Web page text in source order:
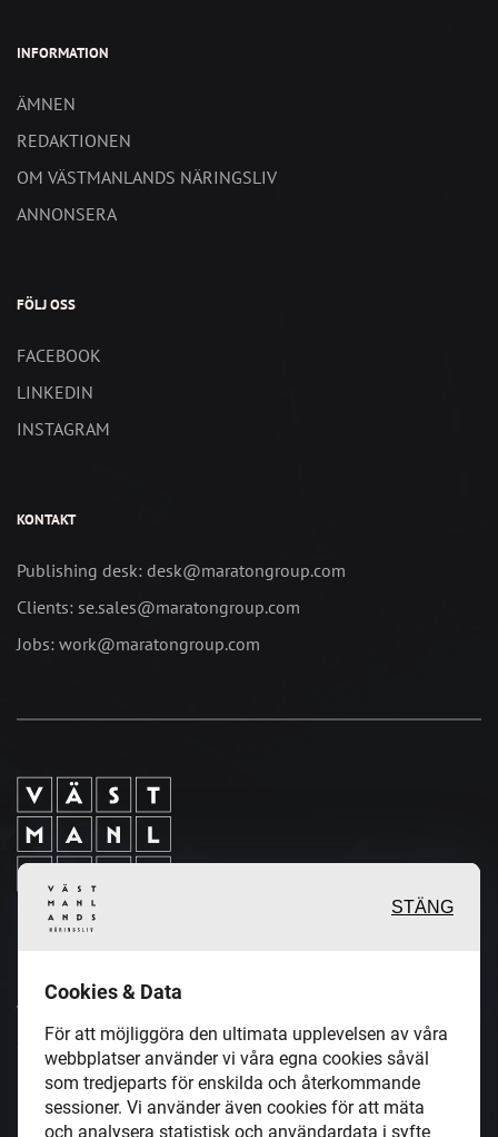
INFORMATION
ÄMNEN
REDAKTIONEN
OM VÄSTMANLANDS NÄRINGSLIV
ANNONSERA
FÖLJ OSS
FACEBOOK
LINKEDIN
INSTAGRAM
KONTAKT
Publishing desk: desk@maratongroup.com
Clients: se.sales@maratongroup.com
Jobs: work@maratongroup.com
värdefulla berättelser och
reportage från och om det lokala
näringslivet och dess aktörer samt
STÄNG
Cookies & Data
För att möjliggöra den ultimata upplevelsen av våra
webbplatser använder vi våra egna cookies såväl
som tredjeparts för enskilda och återkommande
sessioner. Vi använder även cookies för att mäta
och analysera statistisk och användardata i syfte